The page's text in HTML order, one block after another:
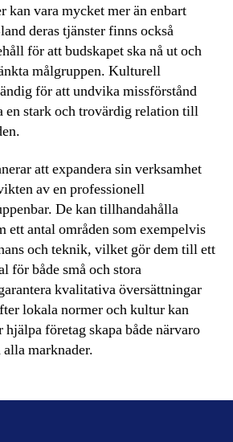
kan vara mycket mer än enbart
deras tjänster finns också
för att budskapet ska nå ut och
målgruppen. Kulturell
för att undvika missförstånd
en stark och trovärdig relation till
att expandera sin verksamhet
av en professionell
De kan tillhandahålla
ett antal områden som exempelvis
och teknik, vilket gör dem till ett
för både små och stora
kvalitativa översättningar
lokala normer och kultur kan
företag skapa både närvaro
marknader.